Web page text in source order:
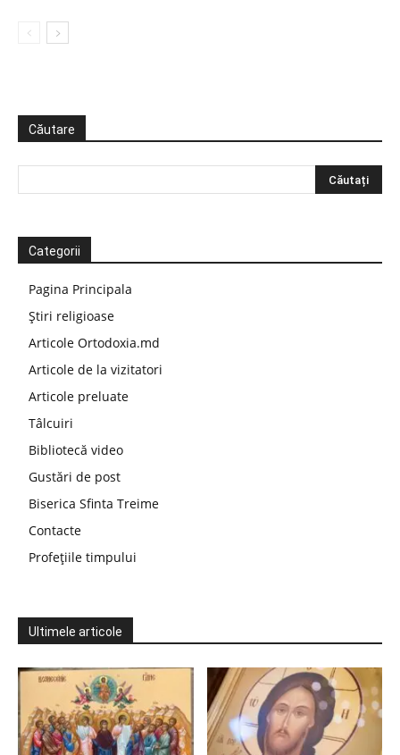
Căutare
Categorii
Pagina Principala
Știri religioase
Articole Ortodoxia.md
Articole de la vizitatori
Articole preluate
Tâlcuiri
Bibliotecă video
Gustări de post
Biserica Sfinta Treime
Contacte
Profețiile timpului
Ultimele articole